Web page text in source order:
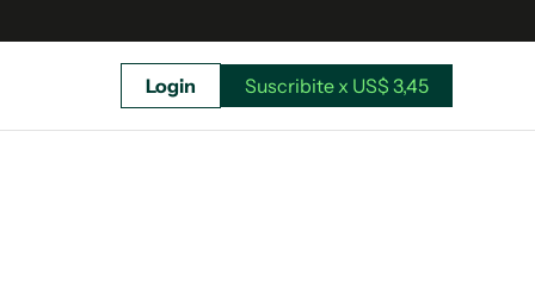
Login Suscribite x US$ 3,45